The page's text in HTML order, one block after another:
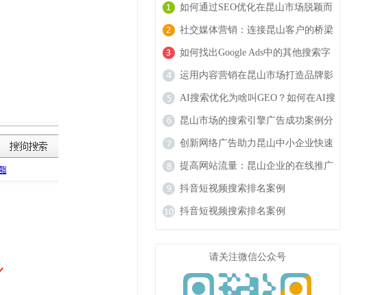
如何通过SEO优化在昆山市场脱颖而
出
社交媒体营销：连接昆山客户的桥梁
如何找出Google Ads中的其他搜索字
词
运用内容营销在昆山市场打造品牌影
响力
AI搜索优化为啥叫GEO？如何在AI搜
索中获得排名？
昆山市场的搜索引擎广告成功案例分
析
创新网络广告助力昆山中小企业快速
成长
提高网站流量：昆山企业的在线推广
秘籍
抖音短视频搜索排名案例
抖音短视频搜索排名案例
请关注微信公众号